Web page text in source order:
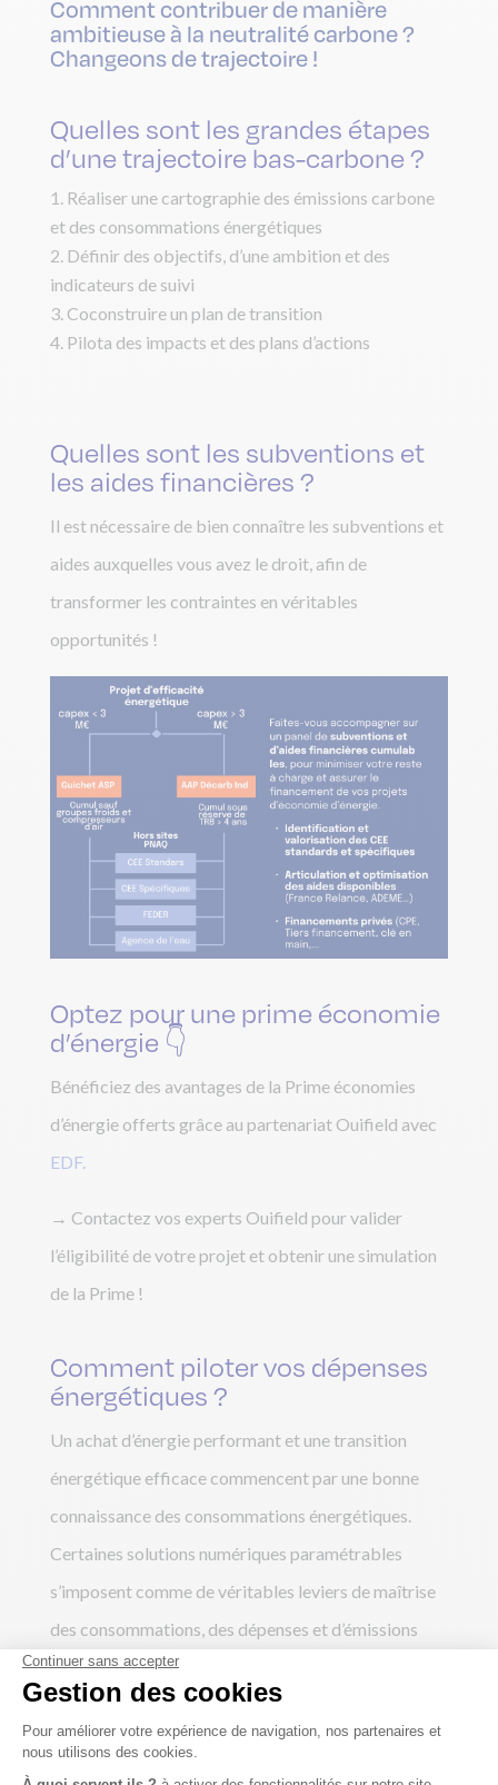
Comment contribuer de manière
ambitieuse à la neutralité carbone ?
Changeons de trajectoire !
Quelles sont les grandes étapes
d’une trajectoire bas-carbone ?
Réaliser une cartographie des émissions carbone
et des consommations énergétiques
Définir des objectifs, d’une ambition et des
indicateurs de suivi
Coconstruire un plan de transition
Pilota des impacts et des plans d’actions
Quelles sont les subventions et
les aides financières ?
Il est nécessaire de bien connaître les subventions et
aides auxquelles vous avez le droit, afin de
transformer les contraintes en véritables
opportunités !
Optez pour une prime économie
d’énergie 👇
Bénéficiez des avantages de la Prime économies
d’énergie offerts grâce au partenariat Ouifield avec
EDF.
→ Contactez vos experts Ouifield pour valider
l’éligibilité de votre projet et obtenir une simulation
de la Prime !
Comment piloter vos dépenses
énergétiques​ ?
Un achat d’énergie performant et une transition
énergétique efficace commencent par une bonne
connaissance des consommations énergétiques.​
Certaines solutions numériques paramétrables
s’imposent comme de véritables leviers de maîtrise
des consommations, des dépenses et d’émissions
carbone.
Les bénéfices apportés par une analyse fine des
données énergétiques via une solution informatique